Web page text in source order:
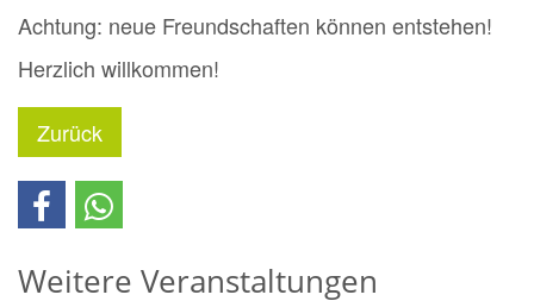
Achtung: neue Freundschaften können entstehen!
Herzlich willkommen!
Zurück
Weitere Veranstaltungen